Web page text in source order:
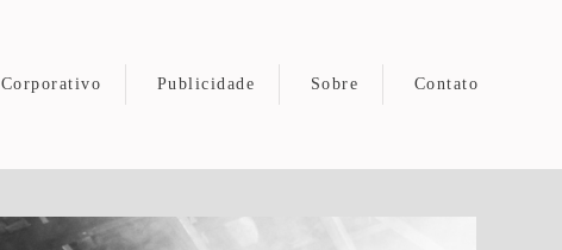
Corporativo Publicidade Sobre Contato